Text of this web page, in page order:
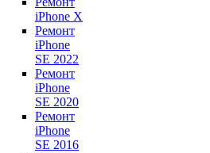
iPhone X
Ремонт
iPhone
SE 2022
Ремонт
iPhone
SE 2020
Ремонт
iPhone
SE 2016